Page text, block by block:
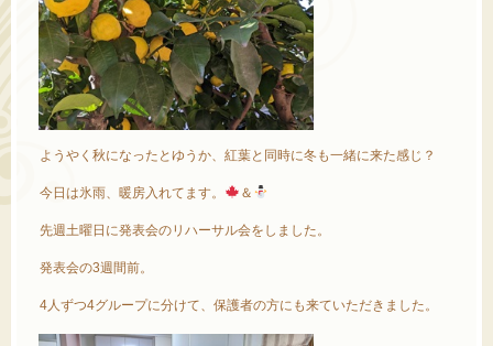
ようやく秋になったとゆうか、紅葉と同時に冬も一緒に来た感じ？
今日は氷雨、暖房入れてます。 ＆
先週土曜日に発表会のリハーサル会をしました。
発表会の3週間前。
4人ずつ4グループに分けて、保護者の方にも来ていただきました。